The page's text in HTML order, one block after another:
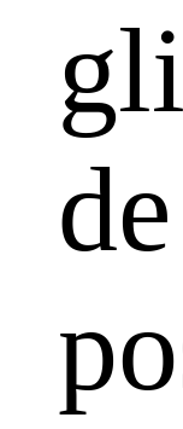
de